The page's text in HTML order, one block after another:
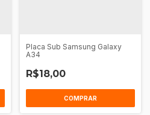
Placa Sub Samsung Galaxy
A34
R$18,00